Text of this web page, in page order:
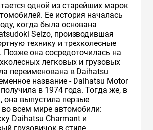
одной из старейших марок
Ее история началась
когда была основана
Seizo, производившая
технику и трехколесные
Позже она сосредоточилась на
легковых и грузовых
переименована в Daihatsu
название - Daihatsu Motor
в 1974 года. Тогда же, в
она выпустила первые
всем мире автомобили:
Daihatsu Charmant и
грузовичок в стиле